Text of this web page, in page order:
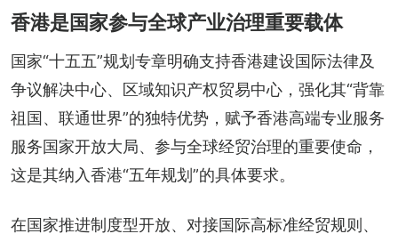
香港是国家参与全球产业治理重要载体
国家“十五五”规划专章明确支持香港建设国际法律及
争议解决中心、区域知识产权贸易中心，强化其“背靠
祖国、联通世界”的独特优势，赋予香港高端专业服务
服务国家开放大局、参与全球经贸治理的重要使命，
这是其纳入香港“五年规划”的具体要求。
在国家推进制度型开放、对接国际高标准经贸规则、